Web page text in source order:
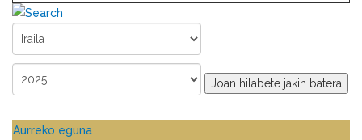
Joan hilabete jakin batera
Aurreko eguna